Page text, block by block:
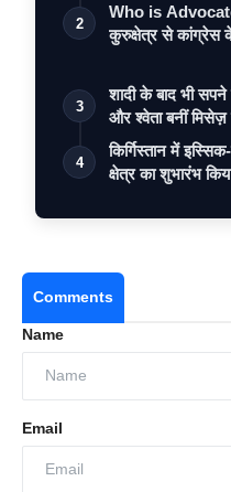
2
Who is
कुरुक्षेत्र से कांग्रेस
3
शादी के बाद भी
और श्वेता बनीं
4
किर्गिस्तान में
क्षेत्र का शुभारंभ
Comments
Name
Email